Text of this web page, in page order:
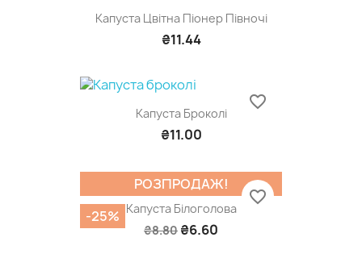
Капуста Цвітна Піонер Півночі
₴11.44
Капуста Броколі
₴11.00
favorite_border
Капуста Білоголова
₴8.80 ₴6.60
РОЗПРОДАЖ!
-25%
favorite_border